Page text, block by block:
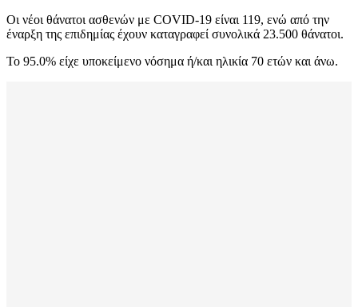
Οι νέοι θάνατοι ασθενών με COVID-19 είναι 119, ενώ από την
έναρξη της επιδημίας έχουν καταγραφεί συνολικά 23.500 θάνατοι.
Το 95.0% είχε υποκείμενο νόσημα ή/και ηλικία 70 ετών και άνω.